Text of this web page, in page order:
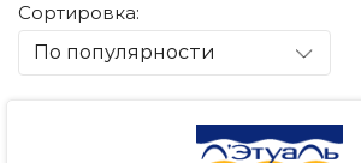
Сортировка:
По популярности